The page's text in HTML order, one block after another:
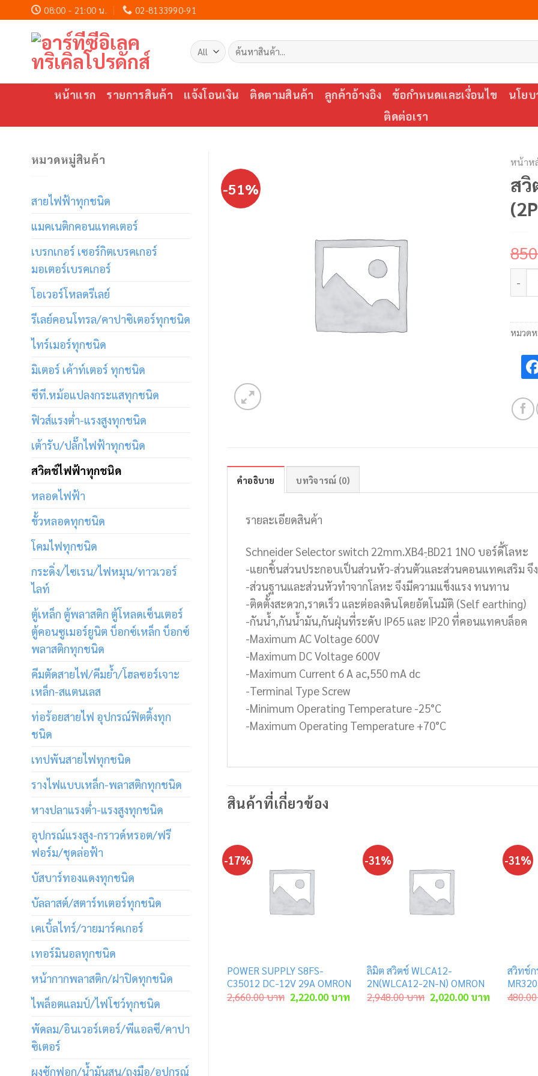
content
08:00 - 21:00 น. 02-8133990-91
ค้นหา:
หน้าแรก รายการสินค้า แจ้งโอนเงิน ติดตามสินค้า ลูกค้าอ้างอิง ข้อกำหนดและเงื่อนไข นโย
ติดต่อเรา
หมวดหมู่สินค้า
สายไฟฟ้าทุกชนิด
แมคเนติกคอนแทคเตอร์
เบรกเกอร์ เซอร์กิตเบรคเกอร์
มอเตอร์เบรคเกอร์
โอเวอร์โหลดรีเลย์
รีเลย์คอนโทรล/คาปาซิเตอร์ทุกชนิด
ไทร์เมอร์ทุกชนิด
มิเตอร์ เค้าท์เตอร์ ทุกชนิด
ซีที.หม้อแปลงกระแสทุกชนิด
ฟิวส์แรงต่ำ-แรงสูงทุกชนิด
เต้ารับ/ปลั๊กไฟฟ้าทุกชนิด
สวิตช์ไฟฟ้าทุกชนิด
หลอดไฟฟ้า
ขั้วหลอดทุกชนิด
โคมไฟทุกชนิด
กระดิ่ง/ไซเรน/ไฟหมุน/ทาวเวอร์
ไลท์
ตู้เหล็ก ตู้พลาสติก ตู้โหลดเซ็นเตอร์
ตู้คอนซูเมอร์ยูนิต บ็อกซ์เหล็ก บ็อกซ์
พลาสติกทุกชนิด
คีมตัดสายไฟ/คีมย้ำ/โฮลซอร์เจาะ
เหล็ก-สแตนเลส
ท่อร้อยสายไฟ อุปกรณ์ฟิตติ้งทุก
ชนิด
เทปพันสายไฟทุกชนิด
รางไฟแบบเหล็ก-พลาสติกทุกชนิด
หางปลาแรงต่ำ-แรงสูงทุกชนิด
อุปกรณ์แรงสูง-กราวด์หรอต/ฟรี
ฟอร์ม/ชุดล่อฟ้า
บัสบาร์ทองแดงทุกชนิด
บัลลาสต์/สตาร์ทเตอร์ทุกชนิด
เคเบิ้ลไทร์/วายมาร์คเกอร์
เทอร์มินอลทุกชนิด
หน้ากากพลาสติก/ฝาปิดทุกชนิด
ไพล็อตแลมป์/ไฟโชว์ทุกชนิด
พัดลม/อินเวอร์เตอร์/พีแอลซี/คาปา
ซิเตอร์
ผงซักฟอก/น้ำมันสน/ถุงมือ/อุปกรณ์
-51%
หน้าห
สวิ
จำน
หมวด
คำอธิบาย บทวิจารณ์ (0)
รายละเอียดสินค้า
Schneider Selector switch 22mm.XB4-ฺBD21 1NO บอร์ดี้โลหะ
-แยกชิ้นส่วนประกอบเป็นส่วนหัว-ส่วนตัวและส่วนคอนแทคเสริม จึ
-ส่วนฐานและส่วนหัวทำจากโลหะ จึงมีความแข็งแรง ทนทาน
-ติดตั้งสะดวก,ราดเร็ว และต่อลงดินโดยอัตโนมัติ (Self earthing)
-กันน้ำ,กันน้ำมัน,กันฝุ่นที่ระดับ IP65 และ IP20 ที่คอนแทคบล็อค
-Maximum AC Voltage 600V
-Maximum DC Voltage 600V
-Maximum Current 6 A ac,550 mA dc
-Terminal Type Screw
-Minimum Operating Temperature -25°C
-Maximum Operating Temperature +70°C
สินค้าที่เกี่ยวข้อง
-17%
POWER SUPPLY S8FS-
C35012 DC-12V 29A OMRON
2,660.00บาท Original
price
2,220.00บาทCurrent
price
-31%
ลิมิต สวิตช์ WLCA12-
2N(WLCA12-2N-N) OMRON
2,948.00บาท Original
price
2,020.00 บาท Current
-31%
สวิทช์ก
480.00